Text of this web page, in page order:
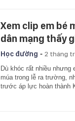
Xem clip em bé
dân mạng thấy
Học đường - 2 tháng
Dù khóc rất nhiều nhưng
múa trong lễ ra trường,
trước áp lực hoàn thành